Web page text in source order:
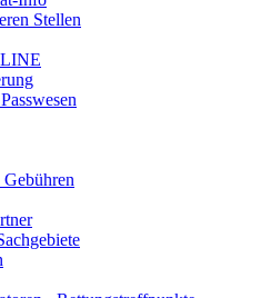
Stellen
Gebühren